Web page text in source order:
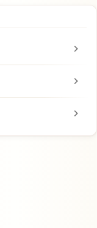
chevron_right
chevron_right
chevron_right